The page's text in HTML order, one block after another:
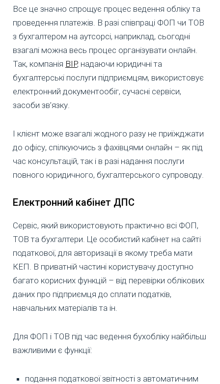
Все це значно спрощує процес ведення обліку та
проведення платежів. В разі співпраці ФОП чи ТОВ
з бухгалтером на аутсорсі, наприклад, сьогодні
взагалі можна весь процес організувати онлайн.
Так, компанія BIP, надаючи юридичні та
бухгалтерські послуги підприємцям, використовує
електронний документообіг, сучасні сервіси,
засоби зв’язку.
І клієнт може взагалі жодного разу не приїжджати
до офісу, спілкуючись з фахівцями онлайн – як під
час консультацій, так і в разі надання послуги
повного юридичного, бухгалтерського супроводу.
Електронний кабінет ДПС
Сервіс, який використовують практично всі ФОП,
ТОВ та бухгалтери. Це особистий кабінет на сайті
податкової, для авторизації в якому треба мати
КЕП. В приватній частині користувачу доступно
багато корисних функцій – від перевірки облікових
даних про підприємця до сплати податків,
навчальних матеріалів та ін.
Для ФОП і ТОВ під час ведення бухобліку найбільш
важливими є функції:
подання податкової звітності з автоматичним